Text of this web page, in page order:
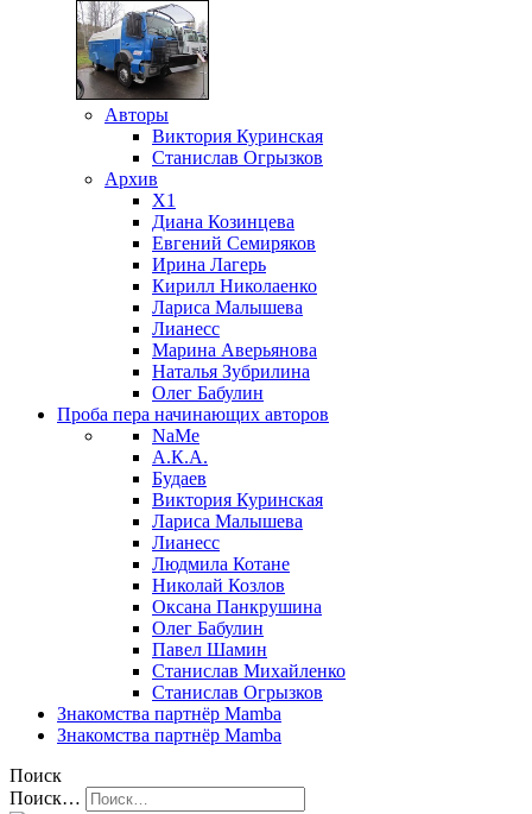
Авторы
Виктория Куринская
Станислав Огрызков
Архив
X1
Диана Козинцева
Евгений Семиряков
Ирина Лагерь
Кирилл Николаенко
Лариса Малышева
Лианесс
Марина Аверьянова
Наталья Зубрилина
Олег Бабулин
Проба пера начинающих авторов
NaMe
А.К.А.
Будаев
Виктория Куринская
Лариса Малышева
Лианесс
Людмила Котане
Николай Козлов
Оксана Панкрушина
Олег Бабулин
Павел Шамин
Станислав Михайленко
Станислав Огрызков
Знакомства партнёр Mamba
Знакомства партнёр Mamba
Поиск
Поиск…